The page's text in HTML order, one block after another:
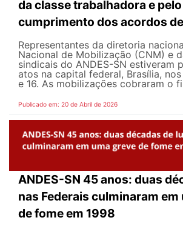
da classe trabalhadora e pelo
cumprimento dos acordos
Representantes da diretoria
Nacional de Mobilização (CNM) e
sindicais do ANDES-SN estiveram
atos na capital federal, Brasília,
e 16. As mobilizações cobraram o
Publicado em: 20 de Abril de 2026
ANDES-SN 45 anos: duas
nas Federais culminaram em
de fome em 1998